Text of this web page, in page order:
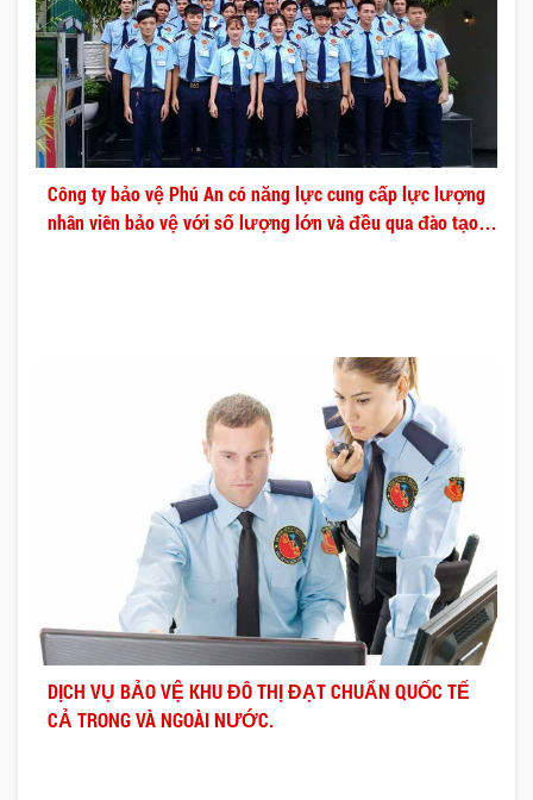
Công ty bảo vệ Phú An có năng lực cung cấp lực lượng
nhân viên bảo vệ với số lượng lớn và đều qua đào tạo
DỊCH VỤ BẢO VỆ KHU ĐÔ THỊ ĐẠT CHUẨN QUỐC TẾ
CẢ TRONG VÀ NGOÀI NƯỚC.